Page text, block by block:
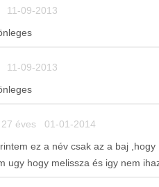
11-09-2013
11-09-2013
27 éves 01-01-2014
ez a név csak az a baj
ugy hogy melissza és igy nem